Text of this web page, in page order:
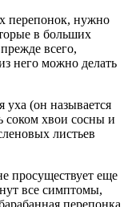
перепонок, нужно
в больших
всего,
него можно делать
(он называется
соком хвои сосны и
листьев
просуществует еще
все симптомы,
перепонка